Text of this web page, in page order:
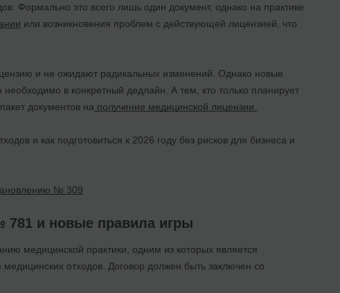
Формально это всего лишь один документ, однако на практике
или возникновения проблем с действующей лицензией, что
и не ожидают радикальных изменений. Однако новые
в конкретный дедлайн. А тем, кто только планирует
документов на получение медицинской лицензии.
и как подготовиться к 2026 году без рисков для бизнеса и
№ 309
781 и новые правила игры
медицинской практики, одним из которых является
отходов. Договор должен быть заключен со